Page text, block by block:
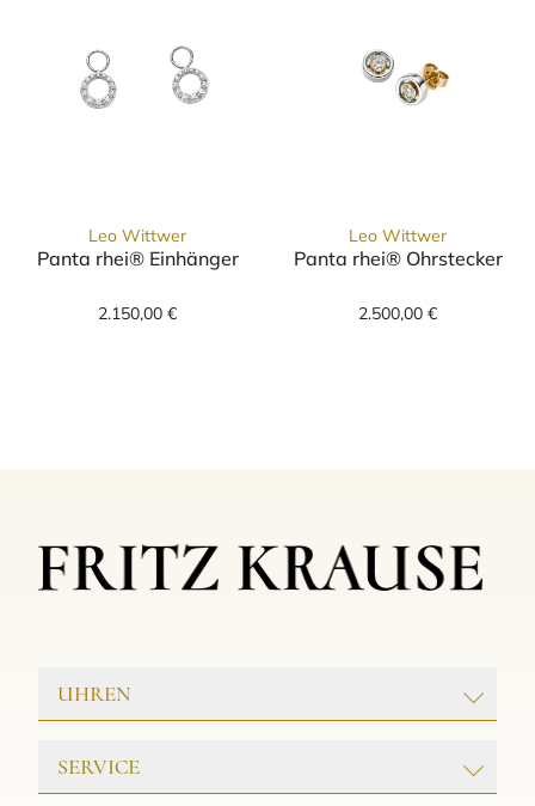
Leo Wittwer
Panta rhei® Einhänger
2.150,00 €
Leo Wittwer
Panta rhei® Ohrstecker
2.500,00 €
UHREN
SERVICE